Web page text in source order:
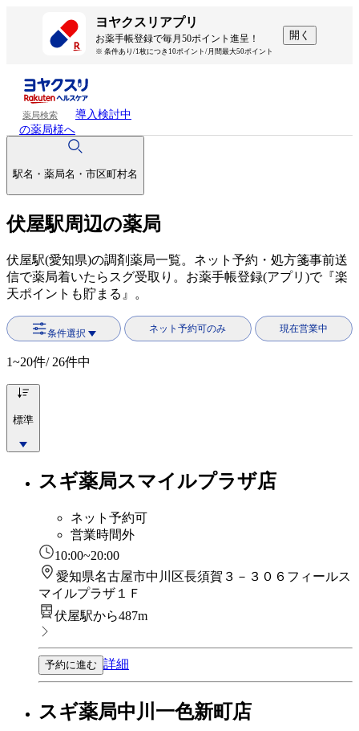
ヨヤクスリアプリ
お薬手帳登録で毎月50ポイント進呈！
※ 条件あり/1枚につき10ポイント/月間最大50ポイント
開く
薬局検索
導入検討中
の薬局様へ
駅名・薬局名・市区町村名
伏屋駅周辺の薬局
伏屋駅(愛知県)の調剤薬局一覧。ネット予約・処方箋事前送
信で薬局着いたらスグ受取り。お薬手帳登録(アプリ)で『楽
天ポイントも貯まる』。
条件選択 ネット予約可のみ 現在営業中
1~20件/ 26件中
標準
スギ薬局スマイルプラザ店
ネット予約可
営業時間外
10:00~20:00
愛知県名古屋市中川区長須賀３－３０６フィールス
マイルプラザ１Ｆ
伏屋駅から487m
予約に進む 詳細
スギ薬局中川一色新町店